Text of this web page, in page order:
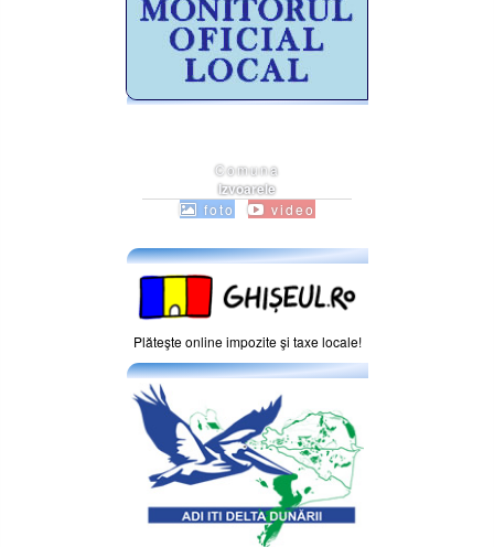
Comuna
Izvoarele
foto video
Plăteşte online impozite şi taxe locale!